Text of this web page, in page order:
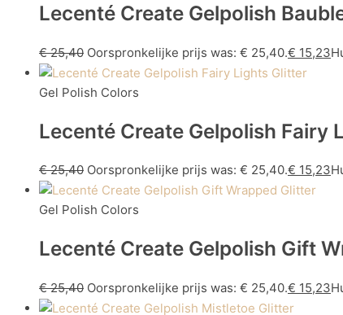
Lecenté Create Gelpolish
€25,40 Oorspronkelijke prijs was: € 25,40.€ 15,23
Gel Polish Colors
Lecenté Create Gelpolish Fairy
€25,40 Oorspronkelijke prijs was: € 25,40.€ 15,23
Gel Polish Colors
Lecenté Create Gelpolish Gift
€25,40 Oorspronkelijke prijs was: € 25,40.€ 15,23